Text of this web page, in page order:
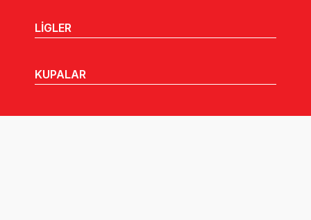
LİGLER
KUPALAR